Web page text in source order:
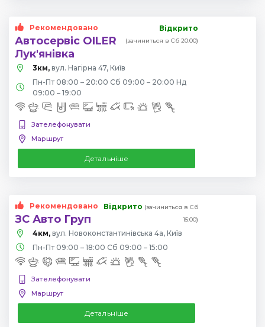
Рекомендовано
Автосервіс OILER
Лук'янівка
Відкрито
(зачиниться в Сб 20:00)
3км, вул. Нагірна 47, Київ
Пн-Пт 08:00 – 20:00 Сб 09:00 – 20:00 Нд
09:00 – 19:00
Зателефонувати
Маршрут
Детальніше
Рекомендовано
ЗС Авто Груп
Відкрито (зачиниться в Сб
15:00)
4км, вул. Новоконстантинівська 4а, Київ
Пн-Пт 09:00 – 18:00 Сб 09:00 – 15:00
Зателефонувати
Маршрут
Детальніше